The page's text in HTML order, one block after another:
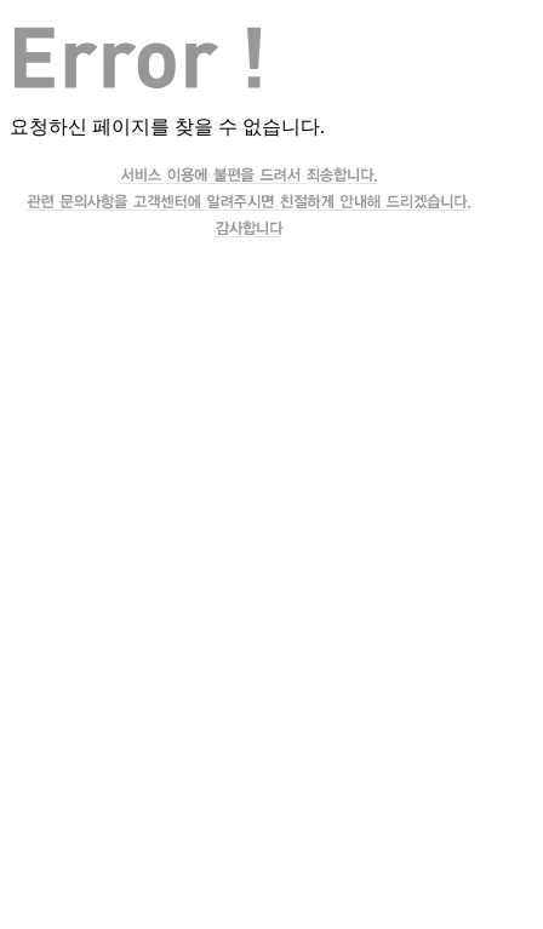
요청하신 페이지를 찾을 수 없습니다.